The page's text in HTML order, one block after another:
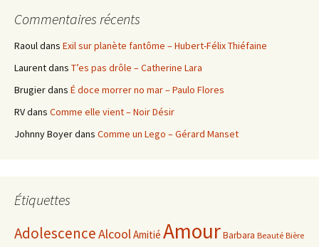
Commentaires récents
Raouldans Exil sur planète fantôme – Hubert-Félix Thiéfaine
Laurentdans T’es pas drôle – Catherine Lara
Brugierdans É doce morrer no mar – Paulo Flores
RVdans Comme elle vient – Noir Désir
Johnny Boyerdans Comme un Lego – Gérard Manset
Étiquettes
AdolescenceAlcoolAmitié AmourBarbara Beauté Bière